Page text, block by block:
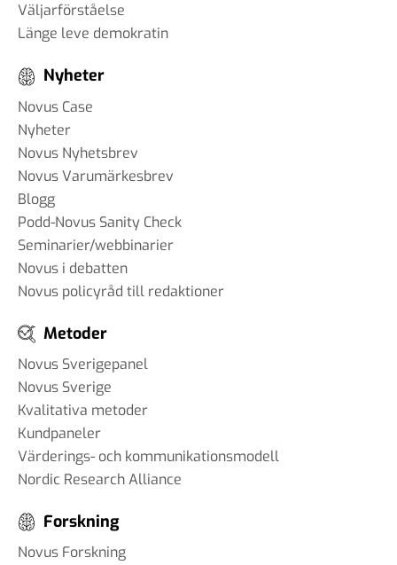
Väljarförståelse
Länge leve demokratin
Nyheter
Novus Case
Nyheter
Novus Nyhetsbrev
Novus Varumärkesbrev
Blogg
Podd-Novus Sanity Check
Seminarier/webbinarier
Novus i debatten
Novus policyråd till redaktioner
Metoder
Novus Sverigepanel
Novus Sverige
Kvalitativa metoder
Kundpaneler
Värderings- och kommunikationsmodell
Nordic Research Alliance
Forskning
Novus Forskning